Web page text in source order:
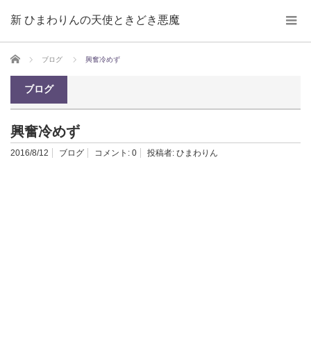
新 ひまわりんの天使ときどき悪魔
ホーム ブログ 興奮冷めず
ブログ
興奮冷めず
2016/8/12 ブログ コメント: 0 投稿者: ひまわりん